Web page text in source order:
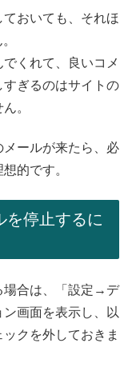
おいても、それほ
くれて、良いコメ
ぎるのはサイトの
。
ールが来たら、必
的です。
を停止するに
場合は、「設定→デ
画面を表示し、以
クを外しておきま